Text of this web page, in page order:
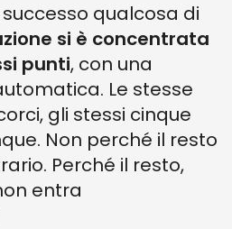
qualcosa di
si è concentrata
punti, con una
Le stesse
gli stessi cinque
Non perché il resto
Perché il resto,
entra